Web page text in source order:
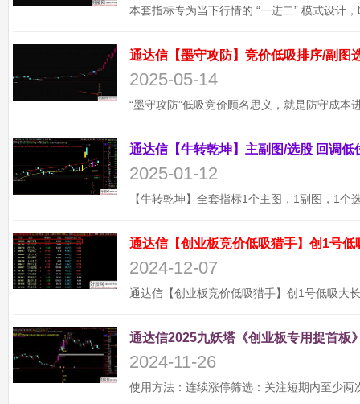
2025-05-14
2025-01-12
通达信【创业板竞价低吸猎手】创1号
2024-12-07
通达信2025九妖塔《创业板专用捉首板
2024-11-26